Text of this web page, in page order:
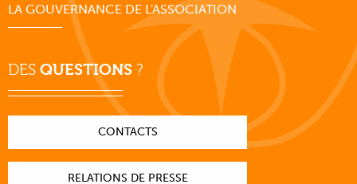
LA GOUVERNANCE DE L'ASSOCIATION
DES QUESTIONS ?
CONTACTS
RELATIONS DE PRESSE